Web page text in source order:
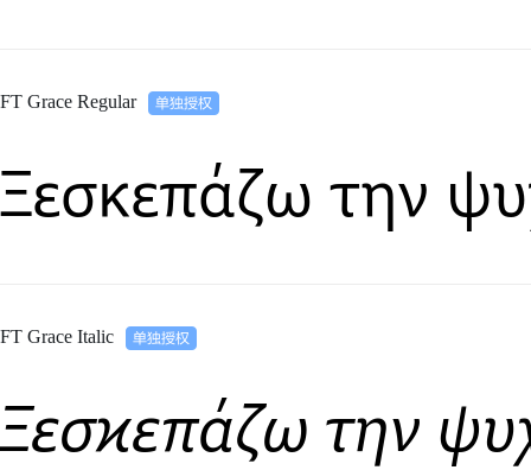
FT Grace Regular
Ξεσκεπάζω την
FT Grace Italic
Ξεσκεπάζω την